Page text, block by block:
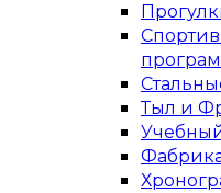
Тыл и